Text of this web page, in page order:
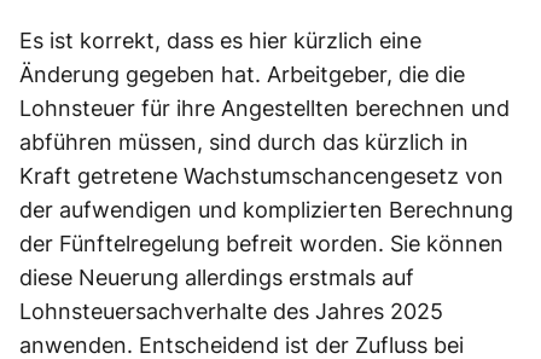
Es ist korrekt, dass es hier kürzlich eine
Änderung gegeben hat. Arbeitgeber, die die
Lohnsteuer für ihre Angestellten berechnen und
abführen müssen, sind durch das kürzlich in
Kraft getretene Wachstumschancengesetz von
der aufwendigen und komplizierten Berechnung
der Fünftelregelung befreit worden. Sie können
diese Neuerung allerdings erstmals auf
Lohnsteuersachverhalte des Jahres 2025
anwenden. Entscheidend ist der Zufluss bei